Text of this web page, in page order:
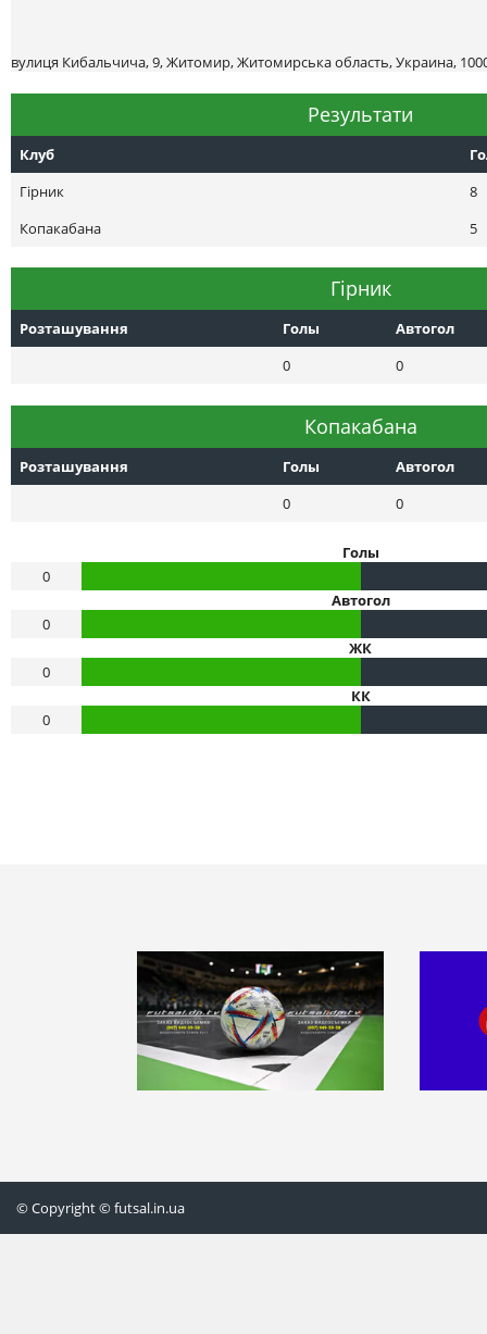
вулиця Кибальчича, 9, Житомир, Житомирська область, Украина,
Результати
Клуб
Гірник
8
Копакабана
5
Гірник
Розташування Голы
Автогол
0
0
Копакабана
Розташування Голы
Автогол
0
0
Голы
0
Автогол
0
ЖК
0
КК
0
© Copyright © futsal.in.ua